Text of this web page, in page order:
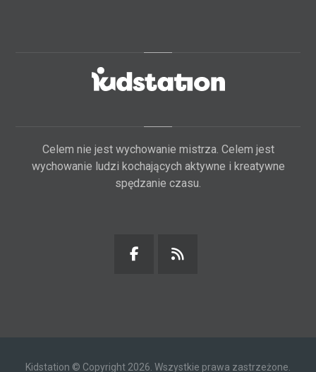
Celem nie jest wychowanie mistrza. Celem jest
wychowanie ludzi kochających aktywne i kreatywne
spędzanie czasu.
Kidstation © Copyright 2026. Wszystkie prawa zastrzeżone.